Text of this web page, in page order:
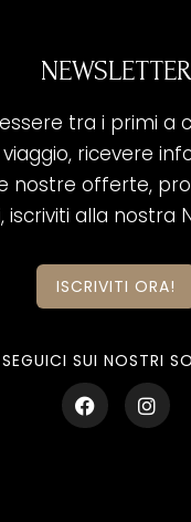
NEWSLETTER
tra i primi a
ricevere
nostre offerte,
iscriviti alla nostra
ISCRIVITI ORA!
SEGUICI SUI NOSTRI